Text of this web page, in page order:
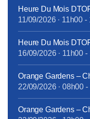
Heure Du Mois
11/09/2026· 11h00 -
Heure Du Mois
16/09/2026· 11h00 -
Orange Gardens –
22/09/2026· 08h00 -
Orange Gardens –